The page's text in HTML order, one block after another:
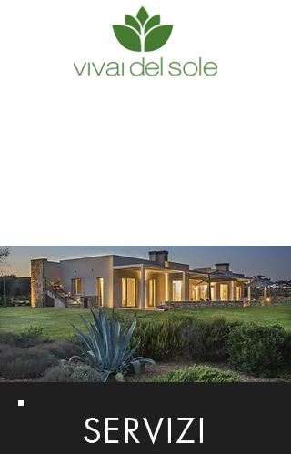
SERVIZI